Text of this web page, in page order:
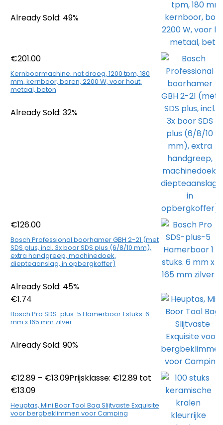
Already Sold: 49%
€201.00
Kernboormachine, nat droog, 1200 tpm, 180
mm, kernboor, boren, 2200 W, voor hout,
metaal, beton
Already Sold: 32%
€126.00
Bosch Professional boorhamer GBH 2-21 (met
SDS plus, incl. 3x boor SDS plus (6/8/10 mm),
extra handgreep, machinedoek,
diepteaanslag, in opbergkoffer)
Already Sold: 45%
€1.74
Bosch Pro SDS-plus-5 Hamerboor 1 stuks. 6
mm x 165 mm zilver
Already Sold: 90%
€12.89 – €13.09Prijsklasse: €12.89 tot
€13.09
Heuptas, Mini Boor Tool Bag Slijtvaste Exquisite
voor bergbeklimmen voor Camping